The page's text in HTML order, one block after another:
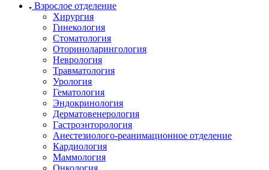
Взрослое отделение
Хирургия
Гинекология
Стоматология
Оториноларингология
Неврология
Травматология
Урология
Гематология
Эндокринология
Дерматовенерология
Гастроэнторология
Анестезиолого-реанимационное отделение
Кардиология
Маммология
Онкология